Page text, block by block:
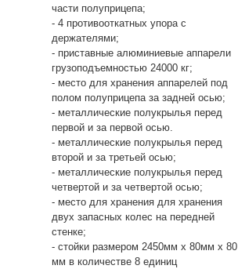
части полуприцепа;
- 4 противооткатных упора с
держателями;
- приставные алюминиевые аппарели
грузоподъемностью 24000 кг;
- место для хранения аппарелей под
полом полуприцепа за задней осью;
- металлические полукрылья перед
первой и за первой осью.
- металлические полукрылья перед
второй и за третьей осью;
- металлические полукрылья перед
четвертой и за четвертой осью;
- место для хранения для хранения
двух запасных колес на передней
стенке;
- стойки размером 2450мм х 80мм х 80
мм в количестве 8 единиц